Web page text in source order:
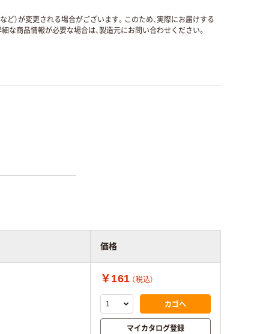
ど）が変更される場合がございます。このため、実際にお届けする
商品情報が必要な場合は、製造元にお問い合わせください。
価格
￥161 （税込）
カゴへ
マイカタログ登録